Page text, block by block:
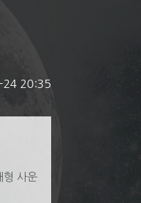
24 20:35
형 사운